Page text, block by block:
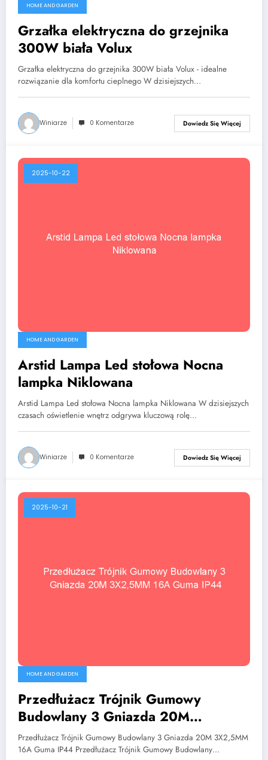
HOME AND GARDEN
Grzałka elektryczna do grzejnika
300W biała Volux
Grzałka elektryczna do grzejnika 300W biała Volux - idealne
rozwiązanie dla komfortu cieplnego W dzisiejszych…
Winiarze 0 Komentarze Dowiedz Się Więcej
2025-10-22
HOME AND GARDEN
Arstid Lampa Led stołowa Nocna
lampka Niklowana
Arstid Lampa Led stołowa Nocna lampka Niklowana W dzisiejszych
czasach oświetlenie wnętrz odgrywa kluczową rolę…
Winiarze 0 Komentarze Dowiedz Się Więcej
2025-10-21
HOME AND GARDEN
Przedłużacz Trójnik Gumowy
Budowlany 3 Gniazda 20M
3X2,5MM 16A Guma IP44
Przedłużacz Trójnik Gumowy Budowlany 3 Gniazda 20M 3X2,5MM
16A Guma IP44 Przedłużacz Trójnik Gumowy Budowlany…